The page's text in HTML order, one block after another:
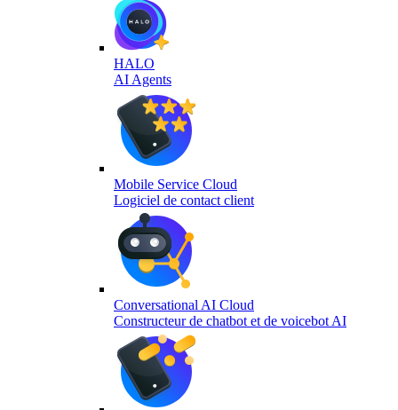
HALO
AI Agents
Mobile Service Cloud
Logiciel de contact client
Conversational AI Cloud
Constructeur de chatbot et de voicebot AI